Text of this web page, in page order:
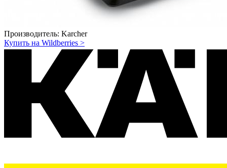
Производитель: Karcher
Купить на Wildberries >